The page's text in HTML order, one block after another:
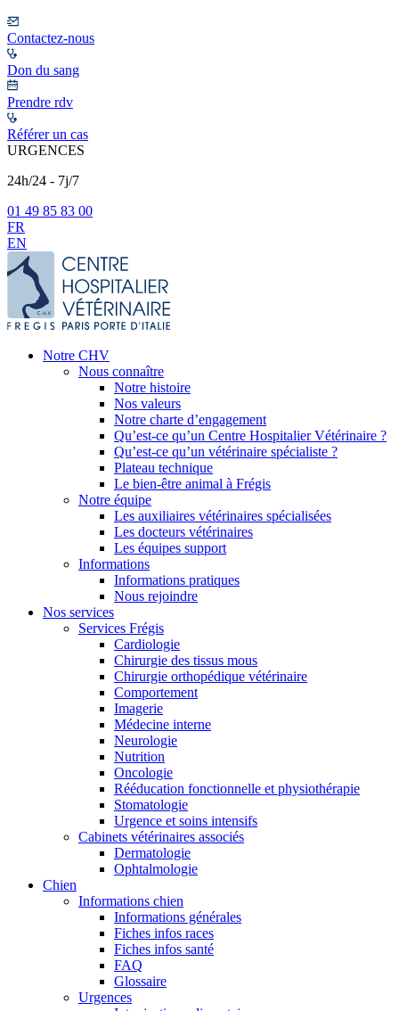
Contactez-nous
Don du sang
Prendre rdv
Référer un cas
URGENCES
24h/24 - 7j/7
01 49 85 83 00
FR
EN
Notre CHV
Nous connaître
Notre histoire
Nos valeurs
Notre charte d’engagement
Qu’est-ce qu’un Centre Hospitalier Vétérinaire ?
Qu’est-ce qu’un vétérinaire spécialiste ?
Plateau technique
Le bien-être animal à Frégis
Notre équipe
Les auxiliaires vétérinaires spécialisées
Les docteurs vétérinaires
Les équipes support
Informations
Informations pratiques
Nous rejoindre
Nos services
Services Frégis
Cardiologie
Chirurgie des tissus mous
Chirurgie orthopédique vétérinaire
Comportement
Imagerie
Médecine interne
Neurologie
Nutrition
Oncologie
Rééducation fonctionnelle et physiothérapie
Stomatologie
Urgence et soins intensifs
Cabinets vétérinaires associés
Dermatologie
Ophtalmologie
Chien
Informations chien
Informations générales
Fiches infos races
Fiches infos santé
FAQ
Glossaire
Urgences